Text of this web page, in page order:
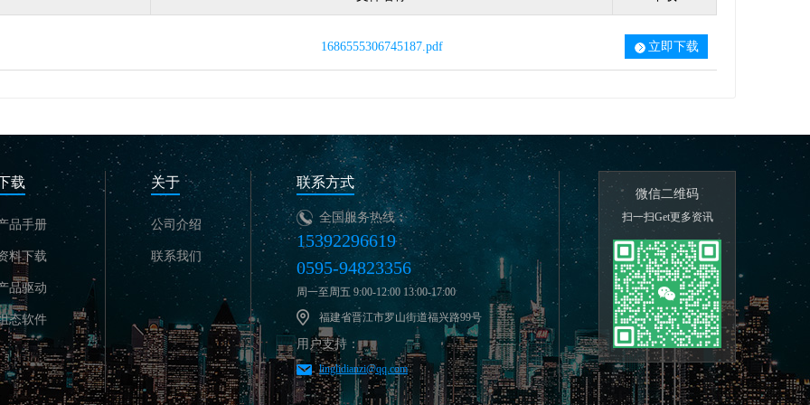
1686555306745187.pdf 立即下载
载
品手册
料下载
品驱动
态软件
关于
公司介绍
联系我们
联系方式
全国服务热线：
15392296619
0595-94823356
周一至周五 9:00-12:00 13:00-17:00
福建省晋江市罗山街道福兴路99号
用户支持：
linglidianzi@qq.com
微信二维码
扫一扫Get更多资讯